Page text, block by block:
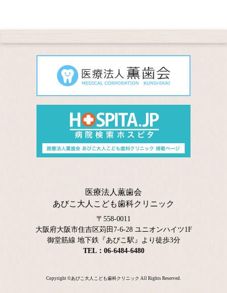
医療法人薫歯会
あびこ大人こども歯科クリニック
〒558-0011
大阪府大阪市住吉区苅田7-6-28 ユニオンハイツ1F
御堂筋線 地下鉄『あびこ駅』より徒歩3分
TEL：06-6484-6480
Copyright ©あびこ大人こども歯科クリニック All Rights Reserved.